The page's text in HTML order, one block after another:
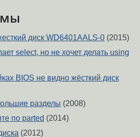
диск WD6401AALS-0 (2015)
select, но не хочет делать using
BIOS не видно жёсткий диск
разделы (2008)
по parted (2014)
(2012)